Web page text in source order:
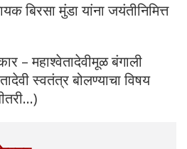
बिरसा मुंडा यांना जयंतीनिमित्त
– महाश्वेतादेवीमूळ बंगाली
स्वतंत्र बोलण्याचा विषय